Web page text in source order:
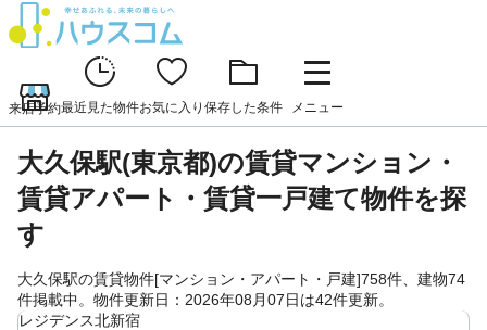
来店予約最近見た物件お気に入り 保存した条件 メニュー
大久保駅(東京都)の賃貸マンション・
賃貸アパート・賃貸一戸建て物件を探
す
大久保駅の賃貸物件[マンション・アパート・戸建]758件、建物74
件掲載中。物件更新日：2026年08月07日は42件更新。
レジデンス北新宿